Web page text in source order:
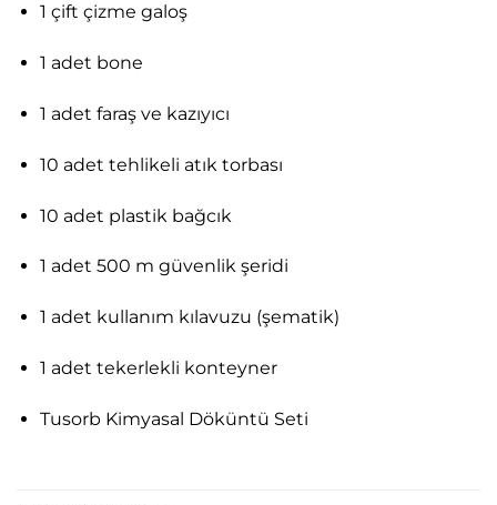
1 çift çizme galoş
1 adet bone
1 adet faraş ve kazıyıcı
10 adet tehlikeli atık torbası
10 adet plastik bağcık
1 adet 500 m güvenlik şeridi
1 adet kullanım kılavuzu (şematik)
1 adet tekerlekli konteyner
Tusorb Kimyasal Döküntü Seti